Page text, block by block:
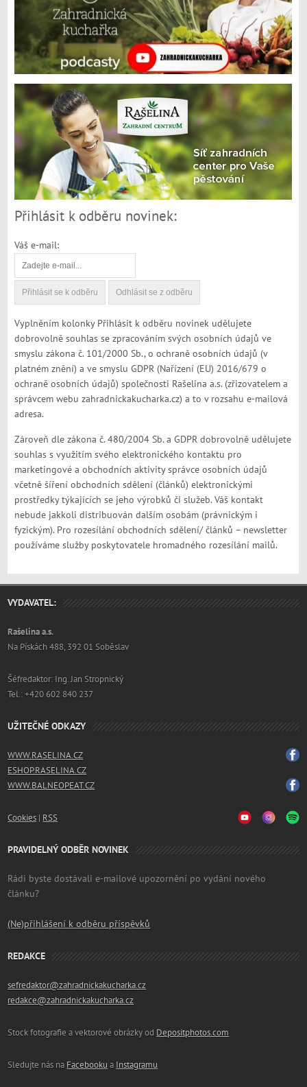
Přihlásit k odběru novinek:
Váš e-mail:
Vyplněním kolonky Přihlásit k odběru novinek udělujete
dobrovolně souhlas se zpracováním svých osobních údajů ve
smyslu zákona č. 101/2000 Sb., o ochraně osobních údajů (v
platném znění) a ve smyslu GDPR (Nařízení (EU) 2016/679 o
ochraně osobních údajů) společnosti Rašelina a.s. (zřizovatelem a
správcem webu zahradnickakucharka.cz) a to v rozsahu e-mailová
adresa.
Zároveň dle zákona č. 480/2004 Sb. a GDPR dobrovolně udělujete
souhlas s využitím svého elektronického kontaktu pro
marketingové a obchodních aktivity správce osobních údajů
včetně šíření obchodních sdělení (článků) elektronickými
prostředky týkajících se jeho výrobků či služeb. Váš kontakt
nebude jakkoli distribuován dalším osobám (právnickým i
fyzickým). Pro rozesílání obchodních sdělení/ článků – newsletter
používáme služby poskytovatele hromadného rozesílání mailů.
VYDAVATEL:
Rašelina a.s.
Na Pískách 488, 392 01 Soběslav
Šéfredaktor: Ing. Jan Stropnický
Tel.: +420 602 840 237
UŽITEČNÉ ODKAZY
WWW.RASELINA.CZ
ESHOP.RASELINA.CZ
WWW.BALNEOPEAT.CZ
Cookies | RSS
PRAVIDELNÝ ODBĚR NOVINEK
Rádi byste dostávali e-mailové upozornění po vydání nového
článku?
(Ne)přihlášení k odběru příspěvků
REDAKCE
sefredaktor@zahradnickakucharka.cz
redakce@zahradnickakucharka.cz
Stock fotografie a vektorové obrázky od Depositphotos.com
Sledujte nás na Facebooku a Instagramu